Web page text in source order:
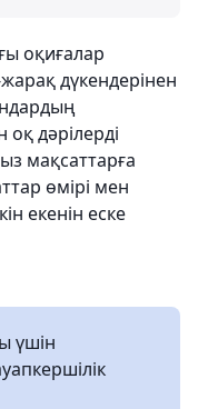
оқиғалар
дүкендерінен
дәрілерді
мақсаттарға
өмірі мен
екенін еске
үшін